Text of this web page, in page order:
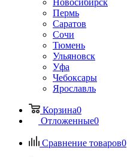
Новосибирск
Пермь
Саратов
Сочи
Тюмень
Ульяновск
Уфа
Чебоксары
Ярославль
Корзина0
Отложенные0
Сравнение товаров0